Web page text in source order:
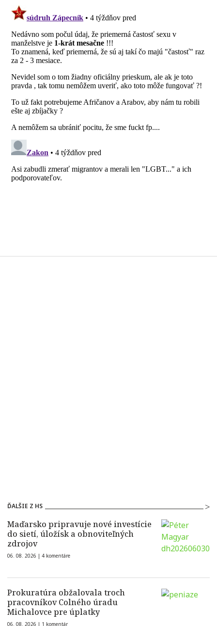
ĎALŠIE Z HS
Maďarsko pripravuje nové investície
do sietí, úložísk a obnoviteľných
zdrojov
06. 08. 2026 | 4 komentáre
Prokuratúra obžalovala troch
pracovníkov Colného úradu
Michalovce pre úplatky
06. 08. 2026 | 1 komentár